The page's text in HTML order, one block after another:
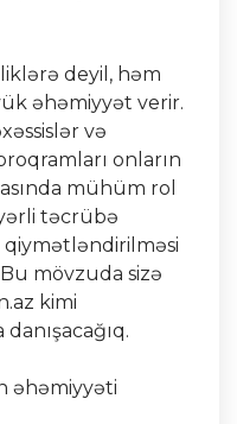
deyil, həm
əhəmiyyət verir.
və
onların
mühüm rol
təcrübə
qiymətləndirilməsi
mövzuda sizə
kimi
əhəmiyyəti